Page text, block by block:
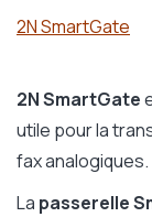
2N SmartGate
2N SmartGate
utile pour la
fax analogiques.
La passerelle